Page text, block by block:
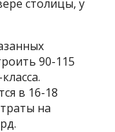
столицы, у
90-115
в 16-18
на